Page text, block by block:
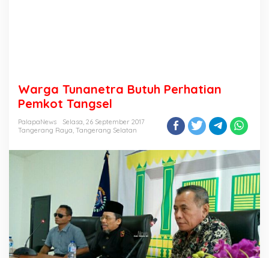
Warga Tunanetra Butuh Perhatian
Pemkot Tangsel
PalapaNews
Selasa, 26 September 2017
Tangerang Raya, Tangerang Selatan